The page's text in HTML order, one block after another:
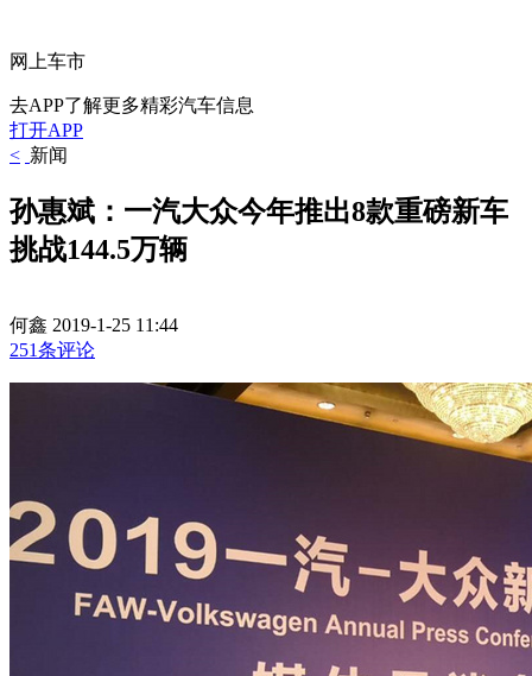
网上车市
去APP了解更多精彩汽车信息
打开APP
< 新闻
孙惠斌：一汽大众今年推出8款重磅新车
挑战144.5万辆
何鑫 2019-1-25 11:44
251条评论